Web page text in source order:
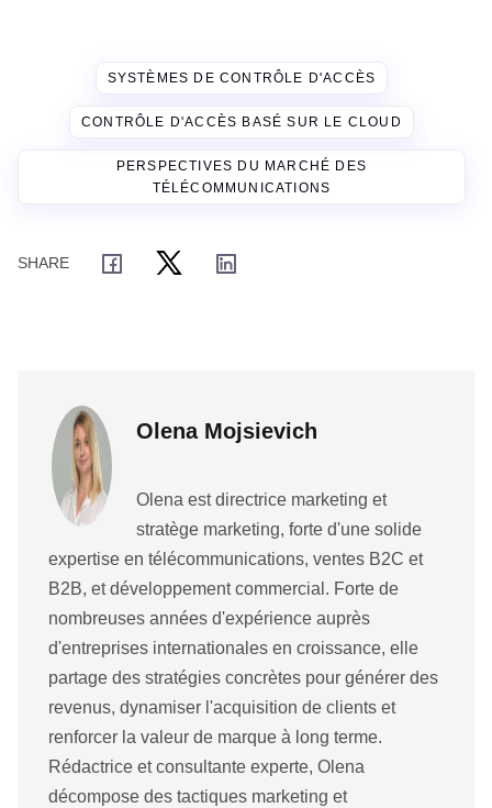
SYSTÈMES DE CONTRÔLE D'ACCÈS
CONTRÔLE D'ACCÈS BASÉ SUR LE CLOUD
PERSPECTIVES DU MARCHÉ DES
TÉLÉCOMMUNICATIONS
Olena Mojsievich
Olena est directrice marketing et
stratège marketing, forte d'une solide
expertise en télécommunications, ventes B2C et
B2B, et développement commercial. Forte de
nombreuses années d'expérience auprès
d'entreprises internationales en croissance, elle
partage des stratégies concrètes pour générer des
revenus, dynamiser l'acquisition de clients et
renforcer la valeur de marque à long terme.
Rédactrice et consultante experte, Olena
décompose des tactiques marketing et